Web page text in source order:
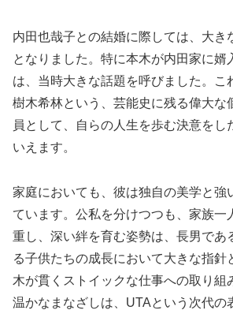
内田也哉子との結婚に際しては、大き
となりました。特に本木が内田家に婿
は、当時大きな話題を呼びました。こ
樹木希林という、芸能史に残る偉大な
員として、自らの人生を歩む決意をし
いえます。
家庭においても、彼は独自の美学と強
ています。公私を分けつつも、家族一
重し、深い絆を育む姿勢は、長男であ
る子供たちの成長において大きな指針
木が貫くストイックな仕事への取り組
温かなまなざしは、UTAという次代の